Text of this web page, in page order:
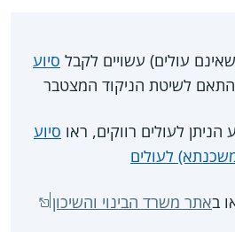
עולים) עשויים לקבל סיוע
לשיטת הניקוד המצטבר
לעולים רווקים, ראו סיוע
לעולים
באתר משרד הבינוי והשיכון